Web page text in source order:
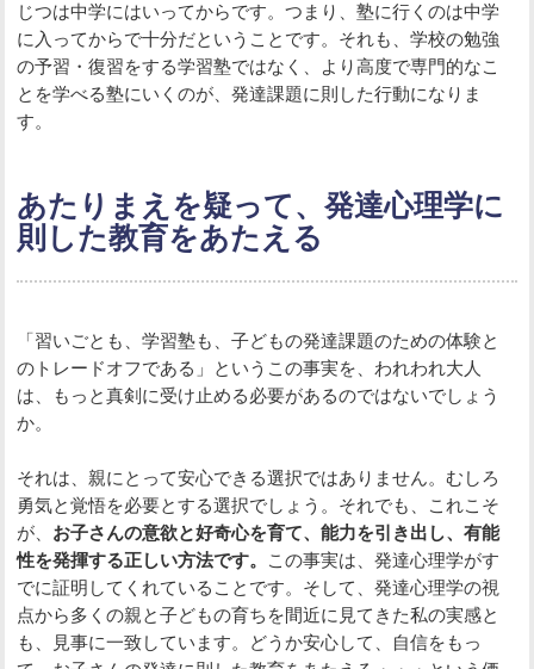
じつは中学にはいってからです。つまり、塾に行くのは中学
に入ってからで十分だということです。それも、学校の勉強
の予習・復習をする学習塾ではなく、より高度で専門的なこ
とを学べる塾にいくのが、発達課題に則した行動になりま
す。
あたりまえを疑って、発達心理学に
則した教育をあたえる
「習いごとも、学習塾も、子どもの発達課題のための体験と
のトレードオフである」というこの事実を、われわれ大人
は、もっと真剣に受け止める必要があるのではないでしょう
か。
それは、親にとって安心できる選択ではありません。むしろ
勇気と覚悟を必要とする選択でしょう。それでも、これこそ
が、 お子さんの意欲と好奇心を育て、能力を引き出し、有能
性を発揮する正しい方法です。 この事実は、発達心理学がす
でに証明してくれていることです。そして、発達心理学の視
点から多くの親と子どもの育ちを間近に見てきた私の実感と
も、見事に一致しています。どうか安心して、自信をもっ